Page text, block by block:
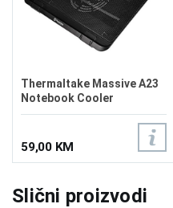
Thermaltake Massive A23
Notebook Cooler
59,00 KM
Slični proizvodi